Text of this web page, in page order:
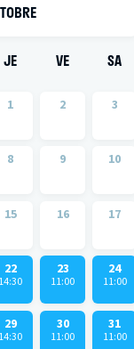
JE VE SA
1 2 3
8 9 10
15 16 17
22
14:30
23
11:00
24
11:00
29
14:30
30
11:00
31
11:00